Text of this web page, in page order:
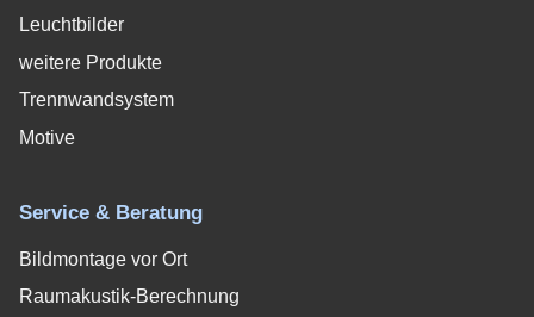
Leuchtbilder
weitere Produkte
Trennwandsystem
Motive
Service & Beratung
Bildmontage vor Ort
Raumakustik-Berechnung